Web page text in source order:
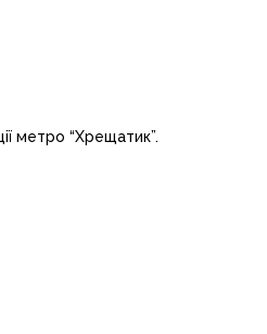
метро “Хрещатик”.